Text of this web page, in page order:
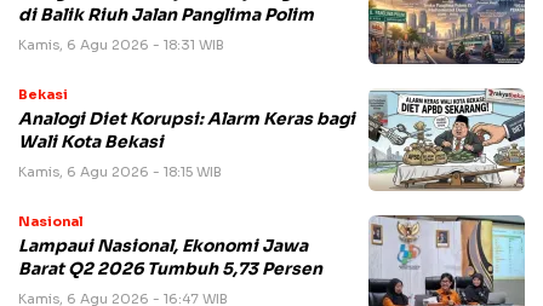
di Balik Riuh Jalan Panglima Polim
Kamis, 6 Agu 2026 - 18:31 WIB
Bekasi
Analogi Diet Korupsi: Alarm Keras bagi
Wali Kota Bekasi
Kamis, 6 Agu 2026 - 18:15 WIB
Nasional
Lampaui Nasional, Ekonomi Jawa
Barat Q2 2026 Tumbuh 5,73 Persen
Kamis, 6 Agu 2026 - 16:47 WIB